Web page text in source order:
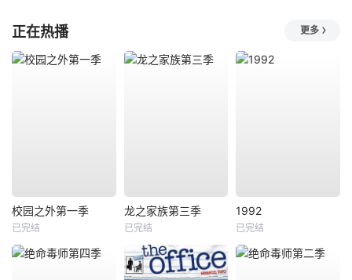
正在热播 更多
校园之外第一季
已完结
龙之家族第三季
已完结
1992
已完结